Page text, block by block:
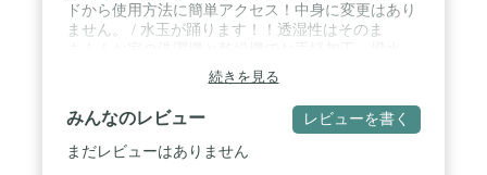
ドから使用方法に簡単アクセス！中身に変更はあり
ません。 / 水玉が踊ります！！透湿性はそのま
防水・撥油・防油・防汚効果あり / 防水が効かなく
なったウェアーに！スキーウェアー・グランドコー
ト・ウィンドブレーカーに！泥水がかかっても、泥
水ごと撥水します。お父さんのゴルフ雨具にも / 薄
物は、５Lの水に20mlの使用量で２～３着加工でき
続きを見る
みんなのレビュー レビューを書く
まだレビューはありません